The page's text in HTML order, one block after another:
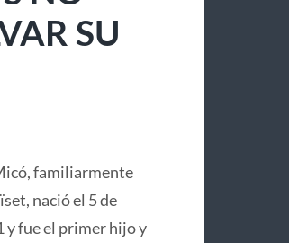
SU
familiarmente
nació el 5 de
y fue el primer hijo y